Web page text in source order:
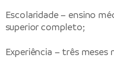
Escolaridade – ensino
superior completo;
Experiência – três meses